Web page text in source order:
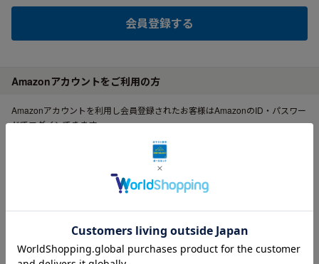
会員登録する
Amazonアカウントをご利用の方
Amazonアカウントを利用し会員登録されたお客様はAmazonのID・パスワー
ドでログインできます。